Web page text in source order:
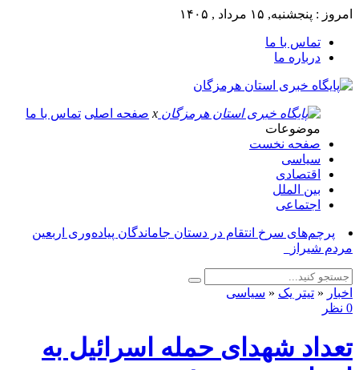
امروز : پنجشنبه, ۱۵ مرداد , ۱۴۰۵
تماس با ما
درباره ما
x صفحه اصلی تماس با ما
موضوعات
صفحه نخست
سیاسی
اقتصادی
بین الملل
اجتماعی
پرچم‌های سرخ انتقام در دستان جاماندگان پیاده‌وری اربعین
مردم شیراز_
اخبار « تیتر یک « سیاسی
0 نظر
تعداد شهدای حمله اسرائیل به